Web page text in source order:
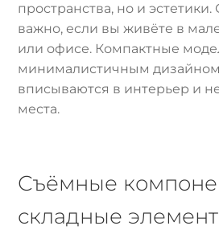
пространства, но и
важно, если вы живёте в
или офисе. Компактные
минималистичным дизайном
вписываются в интерьер и
места.
Съёмные
складные